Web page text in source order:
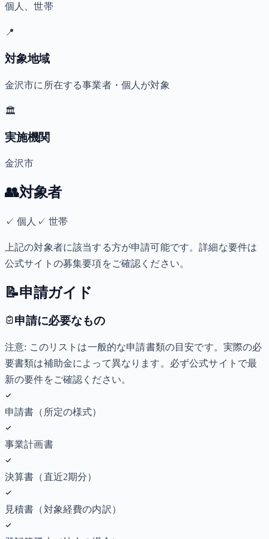
個人、世帯
📍
対象地域
金沢市に所在する事業者・個人が対象
🏛️
実施機関
金沢市
👥対象者
✓個人 ✓ 世帯
上記の対象者に該当する方が申請可能です。詳細な要件は
公式サイトの募集要項をご確認ください。
📝申請ガイド
申請に必要なもの
注意: このリストは一般的な申請書類の目安です。実際の必
要書類は補助金によって異なります。必ず公式サイトで最
新の要件をご確認ください。
申請書（所定の様式）
事業計画書
決算書（直近2期分）
見積書（対象経費の内訳）